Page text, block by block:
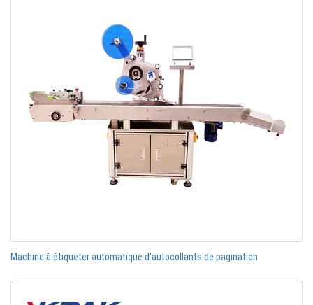
Machine à étiqueter automatique d'autocollants de pagination